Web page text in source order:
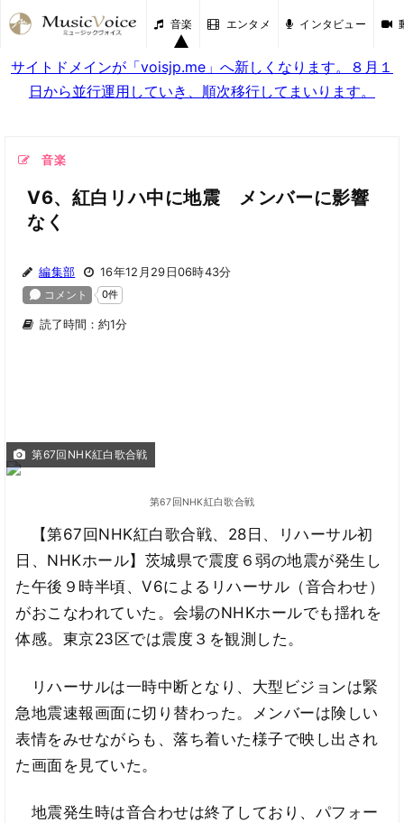
音楽 エンタメ インタビュー
サイトドメインが「voisjp.me」へ新しくなります。８月１
日から並行運用していき、順次移行してまいります。
音楽
V6、紅白リハ中に地震 メンバーに影響
なく
編集部 16年12月29日06時43分
読了時間：約1分
第67回NHK紅白歌合戦
第67回NHK紅白歌合戦
【第67回NHK紅白歌合戦、28日、リハーサル初
日、NHKホール】茨城県で震度６弱の地震が発生し
た午後９時半頃、V6によるリハーサル（音合わせ）
がおこなわれていた。会場のNHKホールでも揺れを
体感。東京23区では震度３を観測した。
リハーサルは一時中断となり、大型ビジョンは緊
急地震速報画面に切り替わった。メンバーは険しい
表情をみせながらも、落ち着いた様子で映し出され
た画面を見ていた。
地震発生時は音合わせは終了しており、パフォー